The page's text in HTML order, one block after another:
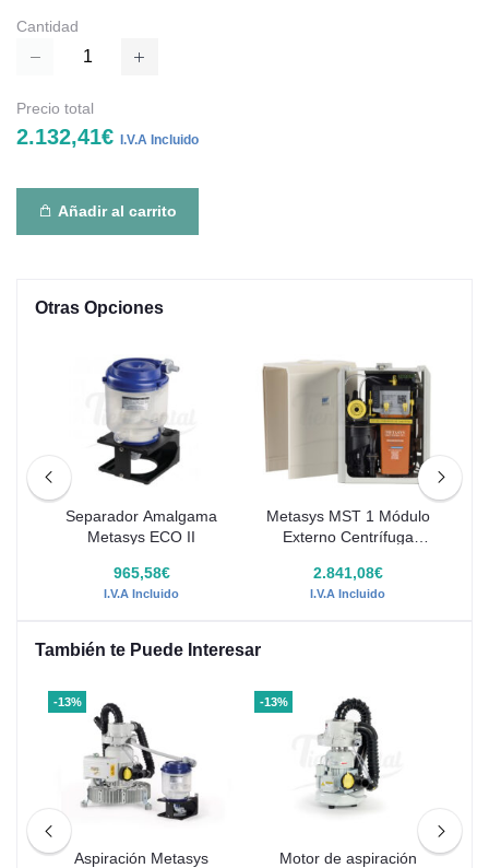
Cantidad
Precio total
2.132,41€ I.V.A Incluido
Añadir al carrito
Otras Opciones
Separador Amalgama
Metasys ECO II
965,58€
I.V.A Incluido
Metasys MST 1 Módulo
Externo Centrífuga
2.841,08€
I.V.A Incluido
También te Puede Interesar
-13%
Aspiración Metasys
-13%
Motor de aspiración